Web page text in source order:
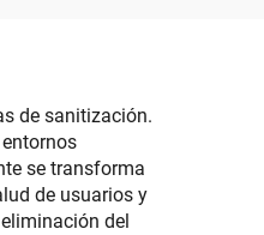
de sanitización.
se transforma
de usuarios y
del